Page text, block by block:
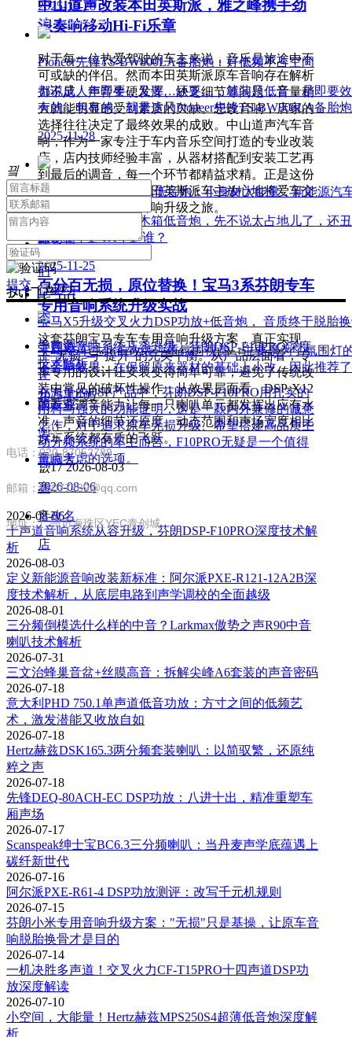
中山道声改装本田英斯派，雅之峰携手劲
浪奏响移动Hi-Fi乐章
对于每一位热爱驾驶的车主来说，音乐是旅途中不
可或缺的伴侣。然而本田英斯派原车音响存在解析
力不足、声音生硬发浑、缺乏细节等问题，音量稍
大就能明显感受到素质的欠缺。想改音响，店家的
选择往往决定了最终效果的成败。中山道声汽车音
响，作为一家专注于车内音乐空间打造的专业改装
店，店内技师经验丰富，从器材搭配到安装工艺再
到最后的调音，每一个环节都精益求精。正是这份
对专业的坚守，让本田英斯派车主放心地将爱车交
付于此，开启这场音响升级之旅。
百分百无损，原位替换！宝马3系芬朗专车
专用音响系统升级实战
这套芬朗宝马专车专用音响升级方案，真正实现
了“无损”与“提升”的完美平衡。从产品层面看，专
车专用的设计让安装变得简单可靠，避免了传统改
装中常见的破坏性操作；从效果层面看，DSP-X12
的专业调音能力让每一只喇叭单元都发挥出应有水
准，声音的细节还原度、动态范围和声场宽度相比
原车系统都有质的飞跃。
넶17 2026-08-03
2025-10-28
Pioneer先锋TS-BW800LA备胎炮：好低频不占空间
都说成人年即要…又要…还要…，就装只低音，是即要
有的，包有的。就是这只Pioneer先锋TS-BW800LA备胎
2025-11-28
Addictive尖锋PS200A低音炮：小身材大能量，新能源汽
说实在的，传统的木箱低音炮，先不说太占地儿了，还
所以，不选TA，选谁？
2025-11-25
宝马X5升级交叉火力DSP功放+低音炮， 音质终于脱胎
宝马X5车主此前改装注重氛围视觉，主要是为了氛围灯
下音响效果，在保留原来器材的基础上小改。因此推荐
2025-12-05
热门产品
十声道音响系统从容升级，芬朗DSP-F10PRO深度
技术解析
在海量的DSP产品中，芬朗DSP-F10PRO用扎实的
用料与强大的功能证明，这是一款内外兼修的诚意
之作，对于追求原车无损升级、希望搭建高品质主
动分频系统的车主而言，F10PRO无疑是一个值得
重点考虑的选项。
2026-08-06
2026-08-06
十声道音响系统从容升级，芬朗DSP-F10PRO深度技术解
析
2026-08-03
定义新能源音响改装新标准：阿尔派PXE-R121-12A2B深
度技术解析，从底层电路到声学调校的全面越级
2026-08-01
三分频倒模选什么样的中音？Larkmax傲势之声R90中音
喇叭技术解析
2026-07-31
三文治蜂巢音盆+丝膜高音：拆解尖峰A6套装的声音密码
2026-07-18
意大利PHD 750.1单声道低音功放：方寸之间的低频艺
术，激发潜能又收放自如
2026-07-18
Hertz赫兹DSK165.3两分频套装喇叭：以简驭繁，还原纯
粹之声
2026-07-18
先锋DEQ-80ACH-EC DSP功放：八进十出，精准重塑车
厢声场
2026-07-17
Scanspeak绅士宝BC6.3三分频喇叭：当丹麦声学底蕴遇上
碳纤新世代
2026-07-16
阿尔派PXE-R61-4 DSP功放测评：改写千元机规则
2026-07-15
芬朗小米专用音响升级方案："无损"只是基操，让原车音
响脱胎换骨才是目的
2026-07-14
一机决胜多声道！交叉火力CF-T15PRO十四声道DSP功
放深度解读
2026-07-10
小空间，大能量！Hertz赫兹MPS250S4超薄低音炮深度解
析
汽车音响，绝对发烧。
关于
关于我
们
联系我
们
快速导航
行业动
态
导购测
评
改装案
例
音响大
赛
音改名
店
끸
提交
联系方式
电话：020-87052789
邮箱：83077289@qq.com
地址：广州市海珠区YEC青创城